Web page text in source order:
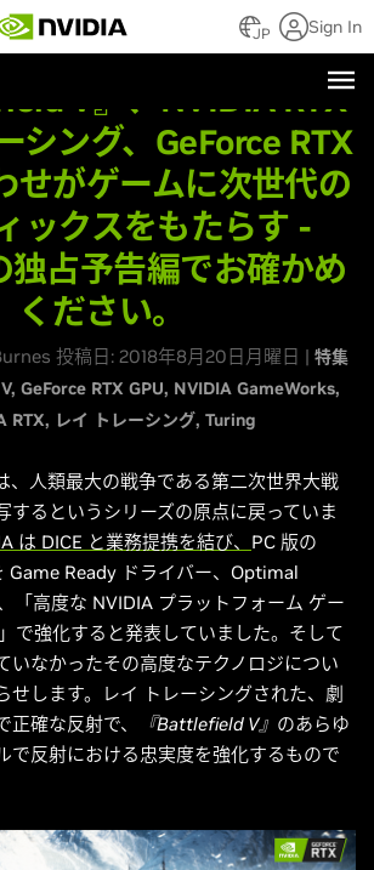
JP Sign In
V』、NVIDIA RTX
シング、GeForce RTX
せがゲームに次世代の
ックスをもたらす -
独占予告編でお確かめ
ください。
投稿日: 2018年8月20日月曜日 | 特集
GeForce RTX GPU NVIDIA GameWorks
RTX
レイ トレーシング Turing
、人類最大の戦争である第二次世界大戦
するというシリーズの原点に戻っていま
は DICE と業務提携を結び、 PC 版の
Game Ready ドライバー、Optimal
「高度な NVIDIA プラットフォーム ゲー
で強化すると発表していました。そして
いなかったその高度なテクノロジについ
せします。レイ トレーシングされた、劇
確な反射で、
『Battlefield V』 のあらゆ
で反射における忠実度を強化するもので